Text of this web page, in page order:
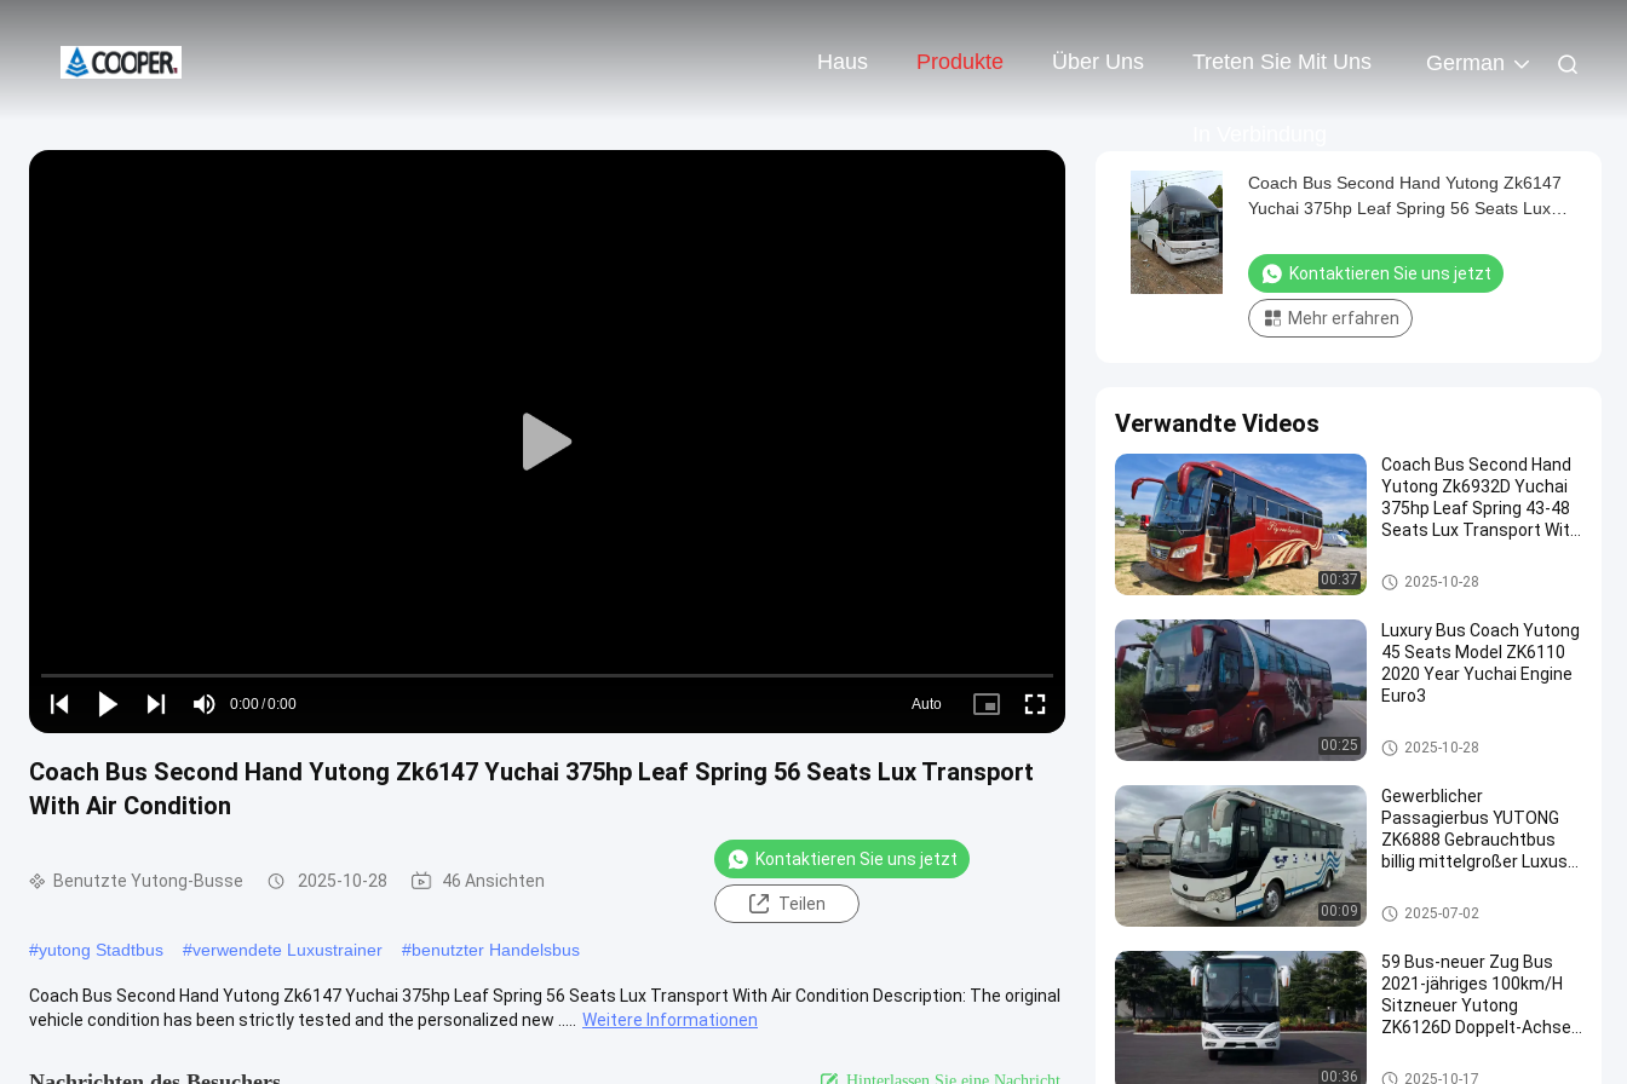
Haus Produkte Über Uns Treten Sie Mit Uns German
Play
Play
Play
Play
Mute
Time
0:00/0:00
Loaded:
0%
Auto
Picture- Fullscreen
Coach Bus Second Hand Yutong Zk6147 Yuchai 375hp Leaf Spring 56 Seats Lux Transport
With Air Condition
Benutzte Yutong-Busse 2025-10-28 46 Ansichten
Kontaktieren Sie uns jetzt
Teilen
#yutong Stadtbus #verwendete Luxustrainer #benutzter Handelsbus
Coach Bus Second Hand Yutong Zk6147 Yuchai 375hp Leaf Spring 56 Seats Lux Transport With Air Condition​ Description: The original
vehicle condition has been strictly tested and the personalized new .....
Weitere Informationen
Hinterlassen Sie eine Nachricht.
Coach Bus Second Hand Yutong Zk6147
Yuchai 375hp Leaf Spring 56 Seats Lux
Kontaktieren Sie uns jetzt
Mehr erfahren
Verwandte Videos
00:37
Coach Bus Second Hand
Yutong Zk6932D Yuchai
375hp Leaf Spring 43-48
Seats Lux Transport With
Benutzte Yutong-Busse
2025-10-28
00:25
Luxury Bus Coach Yutong
45 Seats Model ZK6110
2020 Year Yuchai Engine
Euro3
Benutzte Yutong-Busse
2025-10-28
00:09
Gewerblicher
Passagierbus YUTONG
ZK6888 Gebrauchtbus
billig mittelgroßer Luxus
Sitzplätze
Benutzte Yutong-Busse
2025-07-02
00:36
59 Bus-neuer Zug Bus
2021-jähriges 100km/H
Sitzneuer Yutong
ZK6126D Doppelt-Achse
Benutzte Yutong-Busse
2025-10-17